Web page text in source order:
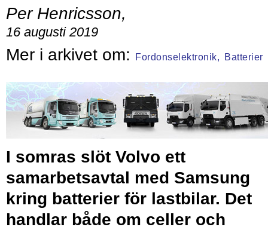
Per Henricsson,
16 augusti 2019
Fordonselektronik, Batterier
I somras slöt Volvo ett
samarbetsavtal med Samsung
kring batterier för lastbilar. Det
handlar både om celler och